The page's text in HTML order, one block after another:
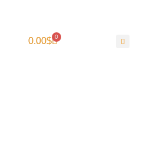
0.00$ 0